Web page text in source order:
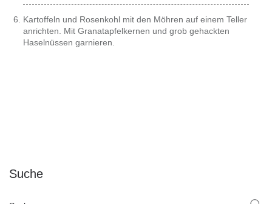
Kartoffeln und Rosenkohl mit den Möhren auf einem Teller
anrichten. Mit Granatapfelkernen und grob gehackten
Haselnüssen garnieren.
Suche